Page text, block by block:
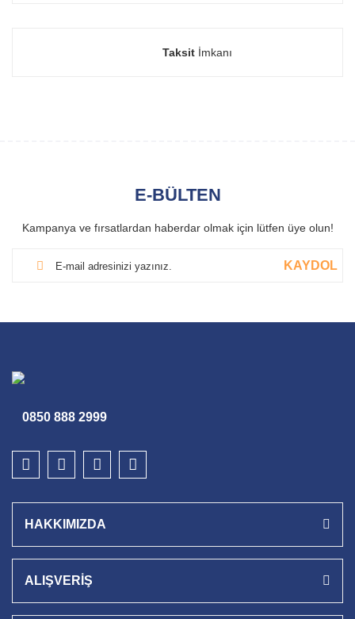
Taksit İmkanı
E-BÜLTEN
Kampanya ve fırsatlardan haberdar olmak için lütfen üye olun!
KAYDOL
0850 888 2999
HAKKIMIZDA
ALIŞVERİŞ